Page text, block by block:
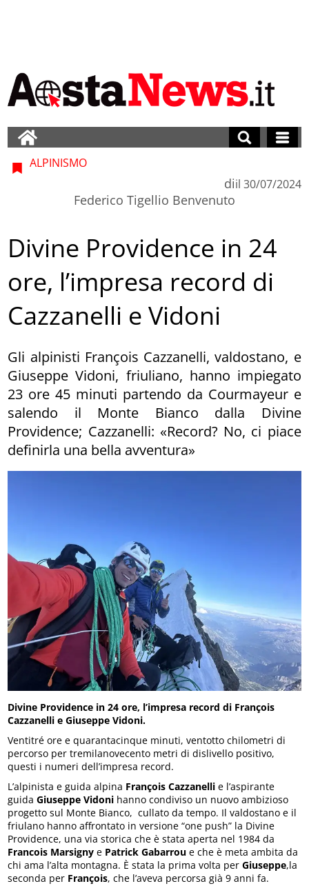
ALPINISMO
di
Federico Tigellio Benvenuto
il 30/07/2024
Divine Providence in 24
ore, l’impresa record di
Cazzanelli e Vidoni
Gli alpinisti François Cazzanelli, valdostano, e
Giuseppe Vidoni, friuliano, hanno impiegato
23 ore 45 minuti partendo da Courmayeur e
salendo il Monte Bianco dalla Divine
Providence; Cazzanelli: «Record? No, ci piace
definirla una bella avventura»
Divine Providence in 24 ore, l’impresa record di François
Cazzanelli e Giuseppe Vidoni.
Ventitré ore e quarantacinque minuti, ventotto chilometri di
percorso per tremilanovecento metri di dislivello positivo,
questi i numeri dell’impresa record.
L’alpinista e guida alpina François Cazzanelli e l’aspirante
guidaGiuseppe Vidoni hanno condiviso un nuovo ambizioso
progetto sul Monte Bianco, cullato da tempo. Il valdostano e il
friulano hanno affrontato in versione “one push” la Divine
Providence, una via storica che è stata aperta nel 1984 da
Francois Marsigny e Patrick Gabarrou e che è meta ambita da
chi ama l’alta montagna. È stata la prima volta perGiuseppe,la
seconda per François, che l’aveva percorsa già 9 anni fa.